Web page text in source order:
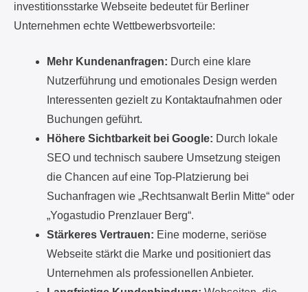
investitionsstarke Webseite bedeutet für Berliner
Unternehmen echte Wettbewerbsvorteile:
Mehr Kundenanfragen: Durch eine klare
Nutzerführung und emotionales Design werden
Interessenten gezielt zu Kontaktaufnahmen oder
Buchungen geführt.
Höhere Sichtbarkeit bei Google: Durch lokale
SEO und technisch saubere Umsetzung steigen
die Chancen auf eine Top-Platzierung bei
Suchanfragen wie „Rechtsanwalt Berlin Mitte“ oder
„Yogastudio Prenzlauer Berg“.
Stärkeres Vertrauen: Eine moderne, seriöse
Webseite stärkt die Marke und positioniert das
Unternehmen als professionellen Anbieter.